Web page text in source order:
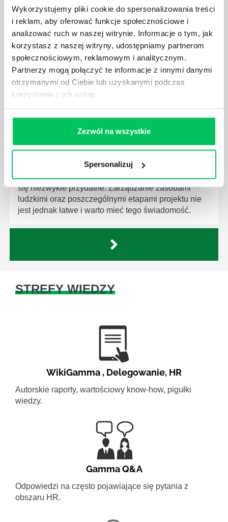
Wykorzystujemy pliki cookie do spersonalizowania treści
i reklam, aby oferować funkcje społecznościowe i
analizować ruch w naszej witrynie. Informacje o tym, jak
korzystasz z naszej witryny, udostępniamy partnerom
społecznościowym, reklamowym i analitycznym.
Partnerzy mogą połączyć te informacje z innymi danymi
otrzymanymi od Ciebie lub uzyskanymi podczas
korzystania z ich usług.
Zezwól na wszystkie
Spersonalizuj
JAK BRYGADZISTA MOŻE ROZWINĄĆ SWOJE
KOMPETENCJE MENEDŻERSKIE?
Menedżer to niezwykle ważne stanowisko w każdej
firmie. Osoba je pełniąca jest w pełni odpowiedzialna
za realizację działań podległych mu osób oraz
działu.
JAKĄ METODĘ ZARZĄDZANIA POWINIEN ZNAĆ
KAŻDY MENEDŻER?
Istnieje wiele metod zarządzania, które mogą okazać
się niezwykle przydatne. Zarządzanie zasobami
ludzkimi oraz poszczególnymi etapami projektu nie
jest jednak łatwe i warto mieć tego świadomość.
STREFY WIEDZY
WikiGamma , Delegowanie, HR
Autorskie raporty, wartościowy know-how, pigułki
wiedzy.
Gamma Q&A
Odpowiedzi na często pojawiające się pytania z
obszaru HR.